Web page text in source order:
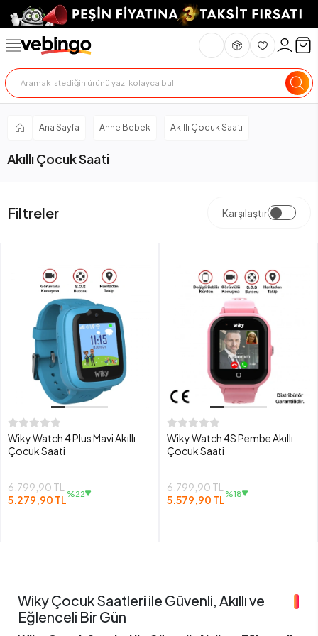
Ana Sayfa Anne Bebek Akıllı Çocuk Saati
Akıllı Çocuk Saati
Filtreler Karşılaştır
Wiky Watch 4 Plus Mavi Akıllı
Çocuk Saati
6.799,90 TL
5.279,90 TL%22
Wiky Watch 4S Pembe Akıllı
Çocuk Saati
6.799,90 TL
5.579,90 TL%18
Wiky Çocuk Saatleri ile Güvenli, Akıllı ve
Eğlenceli Bir Gün